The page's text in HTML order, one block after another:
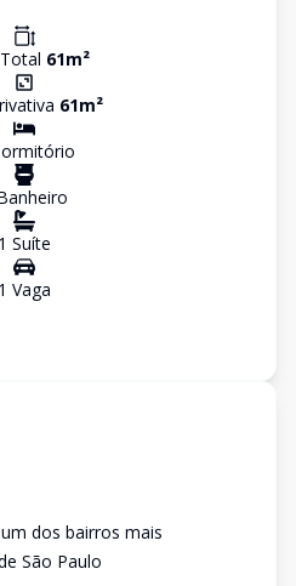
61m²
61m²
1 Suíte
1 Vaga
dos bairros mais
São Paulo